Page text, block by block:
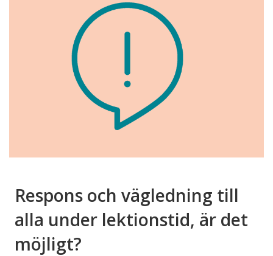
Respons och vägledning till
alla under lektionstid, är det
möjligt?